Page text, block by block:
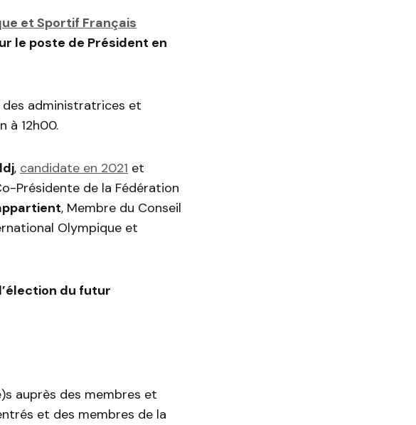
et Sportif Français
le poste de Président en
des administratrices et
à 12h00.
, candidate en 2021 et
Présidente de la Fédération
, Membre du Conseil
Olympique et
l’élection du futur
auprès des membres et
et des membres de la